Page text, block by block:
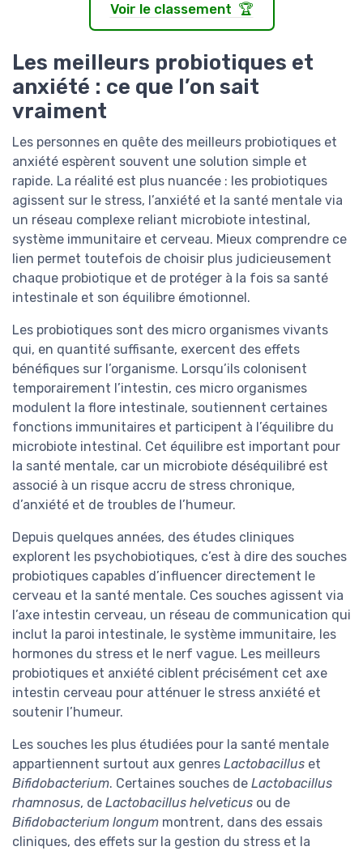
Voir le classement 🏆
Les meilleurs probiotiques et
anxiété : ce que l’on sait
vraiment
Les personnes en quête des meilleurs probiotiques et
anxiété espèrent souvent une solution simple et
rapide. La réalité est plus nuancée : les probiotiques
agissent sur le stress, l’anxiété et la santé mentale via
un réseau complexe reliant microbiote intestinal,
système immunitaire et cerveau. Mieux comprendre ce
lien permet toutefois de choisir plus judicieusement
chaque probiotique et de protéger à la fois sa santé
intestinale et son équilibre émotionnel.
Les probiotiques sont des micro organismes vivants
qui, en quantité suffisante, exercent des effets
bénéfiques sur l’organisme. Lorsqu’ils colonisent
temporairement l’intestin, ces micro organismes
modulent la flore intestinale, soutiennent certaines
fonctions immunitaires et participent à l’équilibre du
microbiote intestinal. Cet équilibre est important pour
la santé mentale, car un microbiote déséquilibré est
associé à un risque accru de stress chronique,
d’anxiété et de troubles de l’humeur.
Depuis quelques années, des études cliniques
explorent les psychobiotiques, c’est à dire des souches
probiotiques capables d’influencer directement le
cerveau et la santé mentale. Ces souches agissent via
l’axe intestin cerveau, un réseau de communication qui
inclut la paroi intestinale, le système immunitaire, les
hormones du stress et le nerf vague. Les meilleurs
probiotiques et anxiété ciblent précisément cet axe
intestin cerveau pour atténuer le stress anxiété et
soutenir l’humeur.
Les souches les plus étudiées pour la santé mentale
appartiennent surtout aux genres Lactobacillus et
Bifidobacterium. Certaines souches de Lactobacillus
rhamnosus, de Lactobacillus helveticus ou de
Bifidobacterium longum montrent, dans des essais
cliniques, des effets sur la gestion du stress et la